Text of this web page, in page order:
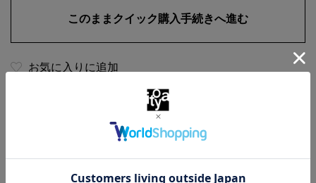
お気に入りに追加
返品・交換について
商品の特徴